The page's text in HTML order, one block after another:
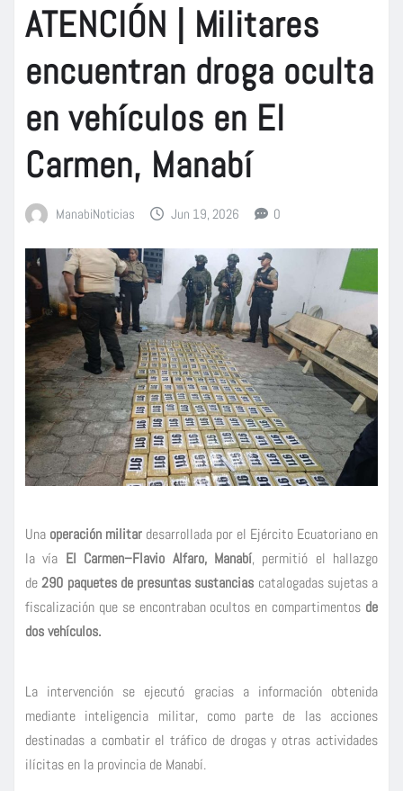
ATENCIÓN | Militares
encuentran droga oculta
en vehículos en El
Carmen, Manabí
ManabiNoticias Jun 19, 2026 0
Una operación militar desarrollada por el Ejército Ecuatoriano en
la vía El Carmen–Flavio Alfaro, Manabí, permitió el hallazgo
de290 paquetes de presuntas sustancias catalogadas sujetas a
fiscalización que se encontraban ocultos en compartimentos de
dos vehículos.
La intervención se ejecutó gracias a información obtenida
mediante inteligencia militar, como parte de las acciones
destinadas a combatir el tráfico de drogas y otras actividades
ilícitas en la provincia de Manabí.